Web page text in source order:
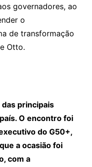
governadores, ao
o
de transformação
Otto.
principais
O encontro foi
do G50+,
a ocasião foi
com a